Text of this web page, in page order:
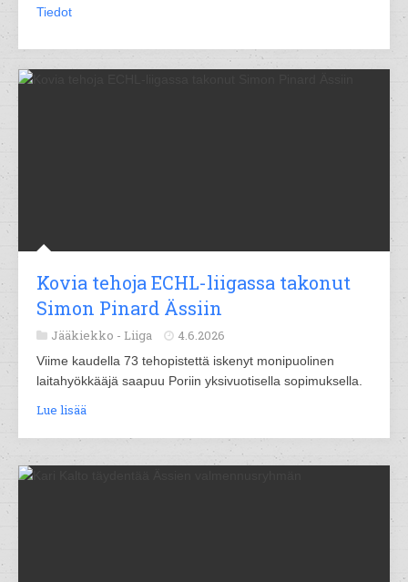
Tiedot
Kovia tehoja ECHL-liigassa takonut
Simon Pinard Ässiin
Jääkiekko - Liiga 4.6.2026
Viime kaudella 73 tehopistettä iskenyt monipuolinen
laitahyökkääjä saapuu Poriin yksivuotisella sopimuksella.
Lue lisää